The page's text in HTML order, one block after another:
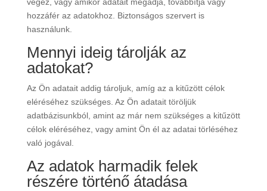
hozzáfér az adatokhoz. Biztonságos szervert is
használunk.
Mennyi ideig tárolják az
adatokat?
Az Ön adatait addig tároljuk, amíg az a kitűzött célok
eléréséhez szükséges. Az Ön adatait töröljük
adatbázisunkból, amint az már nem szükséges a kitűzött
célok eléréséhez, vagy amint Ön él az adatai törléséhez
való jogával.
Az adatok harmadik felek
részére történő átadása